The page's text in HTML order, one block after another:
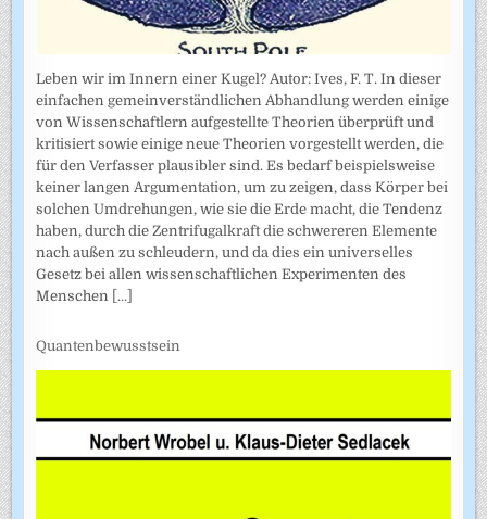
Leben wir im Innern einer Kugel? Autor: Ives, F. T. In dieser
einfachen gemeinverständlichen Abhandlung werden einige
von Wissenschaftlern aufgestellte Theorien überprüft und
kritisiert sowie einige neue Theorien vorgestellt werden, die
für den Verfasser plausibler sind. Es bedarf beispielsweise
keiner langen Argumentation, um zu zeigen, dass Körper bei
solchen Umdrehungen, wie sie die Erde macht, die Tendenz
haben, durch die Zentrifugalkraft die schwereren Elemente
nach außen zu schleudern, und da dies ein universelles
Gesetz bei allen wissenschaftlichen Experimenten des
Menschen [...]
Quantenbewusstsein